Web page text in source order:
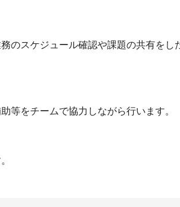
のスケジュール確認や課題の共有をし
等をチームで協力しながら行います。